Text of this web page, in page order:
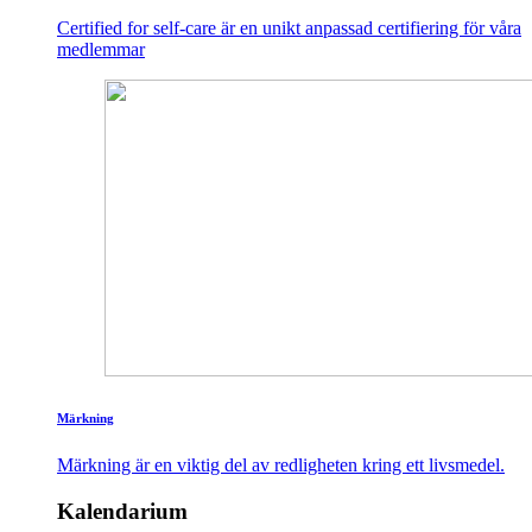
Certified for self-care är en unikt anpassad certifiering för våra
medlemmar
Märkning
Märkning är en viktig del av redligheten kring ett livsmedel.
Kalendarium